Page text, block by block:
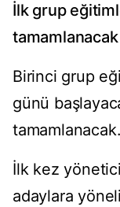
İlk grup
tamamlanacak
Birinci grup
günü
tamamlanacak.
İlk kez
adaylara